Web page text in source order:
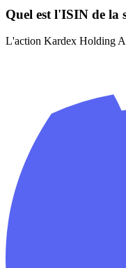
Quel est l'ISIN de la
L'action Kardex Holding